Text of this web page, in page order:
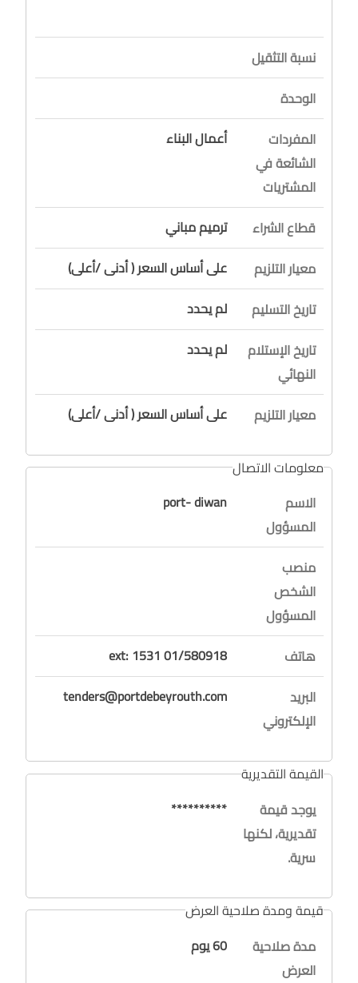
نسبة التثقيل
الوحدة
المفردات
الشائعة في
المشتريات
أعمال البناء
قطاع الشراء
ترميم مباني
معيار التلزيم
على أساس السعر ( أدنى /أعلى)
تاريخ التسليم
لم يحدد
تاريخ الإستلام
النهائي
لم يحدد
معيار التلزيم على أساس السعر ( أدنى /أعلى)
معلومات الاتصال
الاسم
المسؤول
port- diwan
منصب
الشخص
المسؤول
هاتف
ext: 1531 01/580918
البريد
الإلكتروني
tenders@portdebeyrouth.com
القيمة التقديرية
يوجد قيمة
تقديرية، لكنها
سرية.
**********
قيمة ومدة صلاحية العرض
مدة صلاحية
العرض
60 يوم